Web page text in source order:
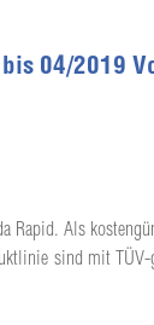
04/2019
Rapid. Als
sind mit